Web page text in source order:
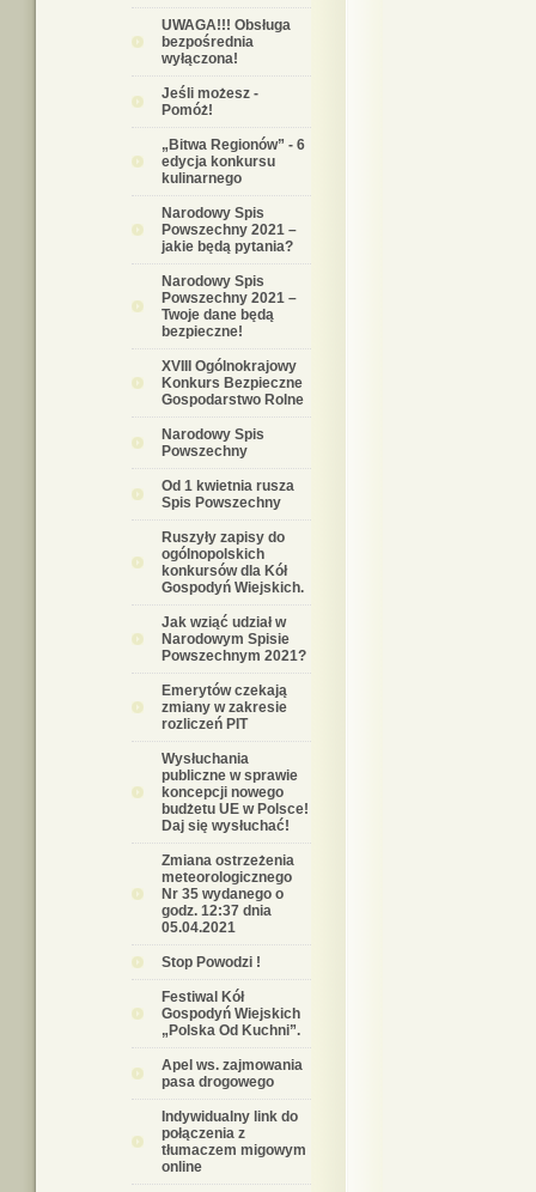
UWAGA!!! Obsługa
bezpośrednia
wyłączona!
Jeśli możesz -
Pomóż!
„Bitwa Regionów” - 6
edycja konkursu
kulinarnego
Narodowy Spis
Powszechny 2021 –
jakie będą pytania?
Narodowy Spis
Powszechny 2021 –
Twoje dane będą
bezpieczne!
XVIII Ogólnokrajowy
Konkurs Bezpieczne
Gospodarstwo Rolne
Narodowy Spis
Powszechny
Od 1 kwietnia rusza
Spis Powszechny
Ruszyły zapisy do
ogólnopolskich
konkursów dla Kół
Gospodyń Wiejskich.
Jak wziąć udział w
Narodowym Spisie
Powszechnym 2021?
Emerytów czekają
zmiany w zakresie
rozliczeń PIT
Wysłuchania
publiczne w sprawie
koncepcji nowego
budżetu UE w Polsce!
Daj się wysłuchać!
Zmiana ostrzeżenia
meteorologicznego
Nr 35 wydanego o
godz. 12:37 dnia
05.04.2021
Stop Powodzi !
Festiwal Kół
Gospodyń Wiejskich
„Polska Od Kuchni”.
Apel ws. zajmowania
pasa drogowego
Indywidualny link do
połączenia z
tłumaczem migowym
online